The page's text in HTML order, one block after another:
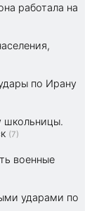
работала на
по Ирану
школьницы.
(7)
военные
ударами по